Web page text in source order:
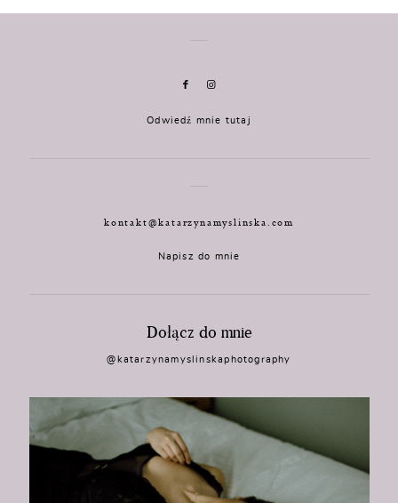
Odwiedź mnie tutaj
kontakt@katarzynamyslinska.com
Napisz do mnie
Dołącz do mnie
@katarzynamyslinskaphotography